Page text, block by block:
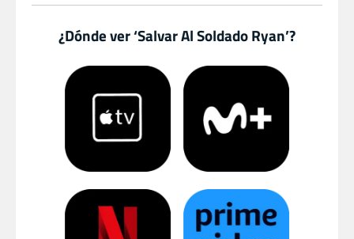
¿Dónde ver ‘Salvar Al Soldado Ryan’?